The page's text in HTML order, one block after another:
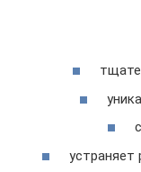
устраняет